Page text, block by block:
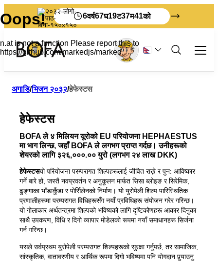
6वर्ष67घ19ट37म41को
क्रमबद्ध गर्दै
फोहोर योजनाहरू
क्रमबद्ध निर्देशनहरू
तपाईंको फोहोरलाई यस्तो हुन्छ
हामी क्रमबद्ध गर्न धेरै राम्रो छौं।
ठूलो मात्रामा फोहोर
कम्पोस्ट
भत्काउने र मर्मत गर्ने काम
व्यावसायिक फोहोरको बारेमा सबै
व्यवसायहरूको लागि फोहोर दरहरू
निर्माता शुल्क
फोहोर नियमहरू
आधारभूत नियमहरू
पर्यटक
बोर्नहोममा तपाईंको फोहोर कसरी व्यवस्थापन गर्ने
अङ्ग्रेजीमा छापिएका सामग्रीहरू
जर्मन भाषामा छापिएका सामग्रीहरू
BOFA को बारेमा
हाम्रो बारेमा
BOFA भ्रमण गर्नुहोस्
शिक्षा
पत्रिकाको शेल्फ
कर्मचारी
खुल्ने समय
हामीलाई सम्पर्क गर्नुहोस्
कम्पनी BOFA
भिजन २०३२
मेरो रद्दीटोकरी
अगाडि/भिजन २०३२/हेफेस्टस
हेफेस्टस
BOFA ले ४ मिलियन यूरोको EU परियोजना HEPHAESTUS
मा भाग लिन्छ, जहाँ BOFA ले लगभग प्राप्त गर्दछ। उनीहरूको
शेयरको लागि ३२६,०००.०० युरो (लगभग २४ लाख DKK)
हेफेस्टसयो परियोजना परम्परागत शिल्पहरूलाई जीवित राख्ने र पुन: आविष्कार
गर्ने बारे हो, जस्तै नवप्रवर्तन र अनुकूलन मार्फत सिसा ब्लोइङ र सिरेमिक,
ढुङ्गाका भाँडाकुँडा र पोर्सिलेनको निर्माण। यो युरोपेली शिल्प पारिस्थितिक
प्रणालीहरूमा परम्परागत विधिहरूसँग नयाँ प्रविधिहरू संयोजन गरेर गरिन्छ।
यो गोलाकार अर्थतन्त्रमा शिल्पको भविष्यको लागि दृष्टिकोणहरू आकार दिनुका
साथै उपकरण, विधि र दिगो व्यापार मोडेलको रूपमा नयाँ समाधानहरू सिर्जना
गर्न गरिन्छ।
यसले सर्वप्रथम युरोपेली परम्परागत शिल्पहरूको सुरक्षा गर्नुपर्छ, तर सामाजिक,
सांस्कृतिक, वातावरणीय र आर्थिक रूपमा दिगो भविष्यमा पनि योगदान पुर्‍याउनु